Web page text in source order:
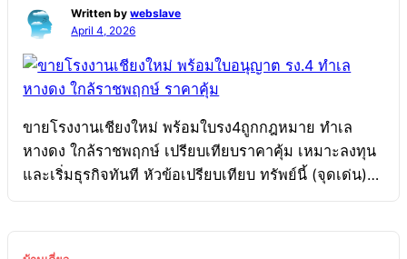
Written bywebslave
April 4, 2026
ขายโรงงานเชียงใหม่ พร้อมใบรง4ถูกกฎหมาย ทำเล
หางดง ใกล้ราชพฤกษ์ เปรียบเทียบราคาคุ้ม เหมาะลงทุน
และเริ่มธุรกิจทันที หัวข้อเปรียบเทียบ ทรัพย์นี้ (จุดเด่น)